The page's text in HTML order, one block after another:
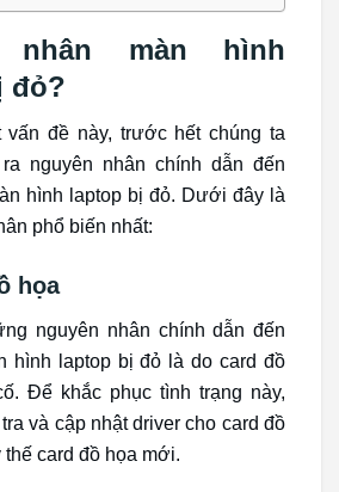
nhân màn hình
đỏ?
đề này, trước hết chúng ta
nguyên nhân chính dẫn đến
hình laptop bị đỏ. Dưới đây là
phổ biến nhất:
họa
nguyên nhân chính dẫn đến
hình laptop bị đỏ là do card đồ
Để khắc phục tình trạng này,
và cập nhật driver cho card đồ
thế card đồ họa mới.